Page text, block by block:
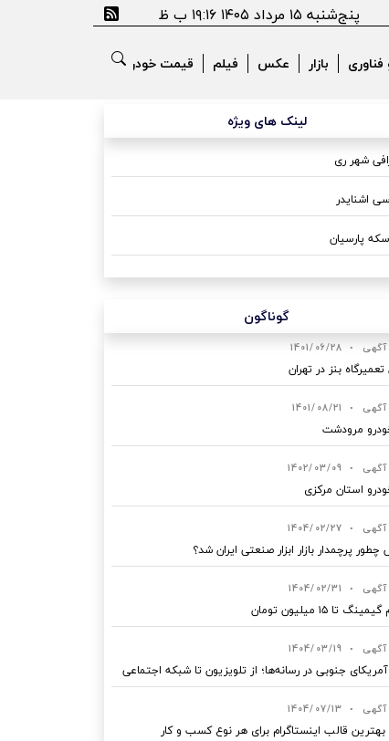
پنج‌شنبه ۱۵ مرداد ۱۴۰۵ ۱۹:۱۶ ب ظ
بازار عکس فیلم قیمت خودرو
لینک های ویژه
شهر ری
اشنایدر
پارسیان
گوناگون
آگهی •
1401/06/28
بنز در تهران
آگهی •
1401/08/21
مرودشت
آگهی •
1402/03/09
استان مرکزی
آگهی •
1404/02/27
پرچمدار بازار ابزار صنعتی ایران شد؟
آگهی •
1404/02/31
تا ۱۵ میلیون تومان
آگهی •
1404/03/19
جنوبی در رسانه‌ها؛ از تلویزیون تا شبکه اجتماعی
آگهی •
1404/07/13
بهترین قالب‌ اینستاگرام برای هر نوع کسب‌ و کار